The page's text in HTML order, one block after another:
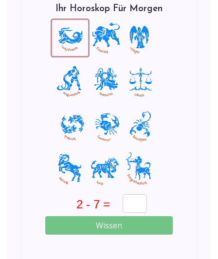
Ihr Horoskop Für Morgen
Wissen